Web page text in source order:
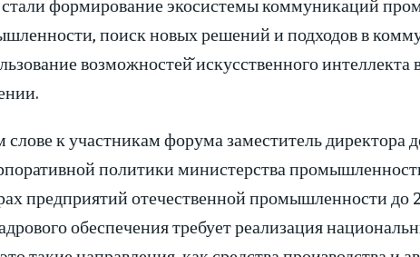
поиск новых решений и подходов в
возможностей̆ искусственного интеллекта
к участникам форума заместитель директора
политики министерства
предприятий отечественной промышленности до
обеспечения требует реализация